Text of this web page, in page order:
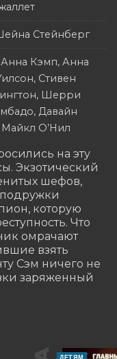
Стейнберг
Кэмп, Анна
Стивен
Шерри
Давайн
О’Нил
на эту
Экзотический
шефов,
которую
Что
омрачают
взять
Сэм ничего не
заряженный